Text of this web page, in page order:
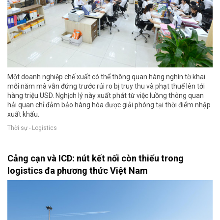
Một doanh nghiệp chế xuất có thể thông quan hàng nghìn tờ khai
mỗi năm mà vẫn đứng trước rủi ro bị truy thu và phạt thuế lên tới
hàng triệu USD. Nghịch lý này xuất phát từ việc luồng thông quan
hải quan chỉ đảm bảo hàng hóa được giải phóng tại thời điểm nhập
xuất khẩu.
Thời sự - Logistics
Cảng cạn và ICD: nút kết nối còn thiếu trong
logistics đa phương thức Việt Nam